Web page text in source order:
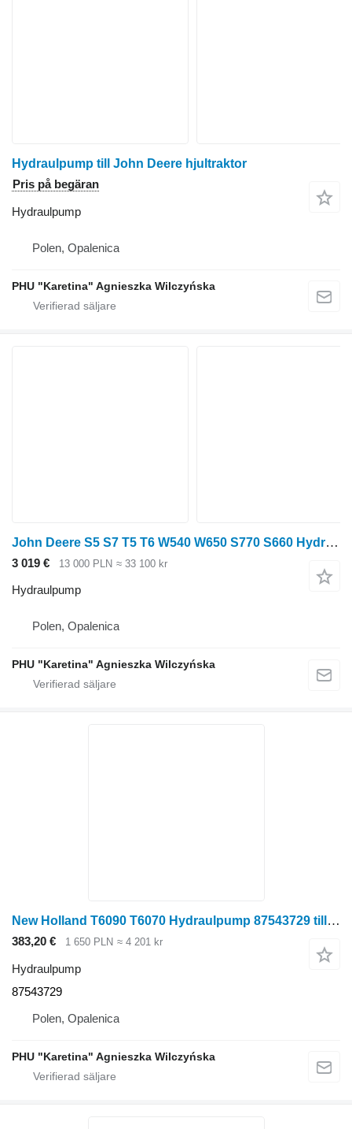
Hydraulpump till John Deere hjultraktor
Pris på begäran
Hydraulpump
Polen, Opalenica
PHU "Karetina" Agnieszka Wilczyńska
John Deere S5 S7 T5 T6 W540 W650 S770 S660 Hydraulpump AXE15826 till John Deere S5 S7 skördetröska
3 019 € 13 000 PLN ≈ 33 100 kr
Hydraulpump
Polen, Opalenica
PHU "Karetina" Agnieszka Wilczyńska
New Holland T6090 T6070 Hydraulpump 87543729 till New Holland T6090 T6070 skördetröska
383,20 € 1 650 PLN ≈ 4 201 kr
Hydraulpump
87543729
Polen, Opalenica
PHU "Karetina" Agnieszka Wilczyńska